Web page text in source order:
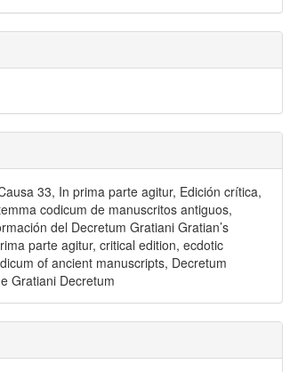
33, In prima parte agitur, Edición crítica,
codicum de manuscritos antiguos,
del Decretum Gratiani Gratian’s
parte agitur, critical edition, ecdotic
of ancient manuscripts, Decretum
Gratiani Decretum